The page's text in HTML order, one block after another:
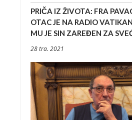
PRIČA IZ ŽIVOTA: FRA
OTAC JE NA RADIO
MU JE SIN ZAREĐEN ZA
28 tra. 2021